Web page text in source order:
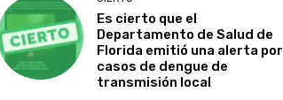
Es cierto que el
Departamento de Salud de
Florida emitió una alerta por
casos de dengue de
transmisión local